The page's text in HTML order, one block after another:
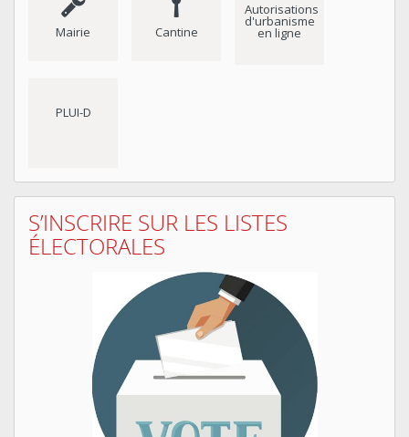
Mairie Cantine
Autorisations
d'urbanisme
en ligne
PLUI-D
S’INSCRIRE SUR LES LISTES
ÉLECTORALES